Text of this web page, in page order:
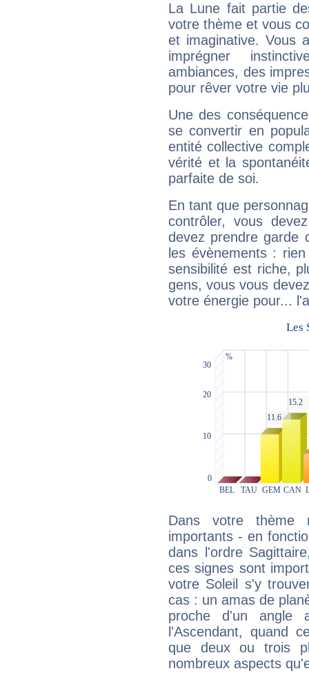
La Lune fait partie
votre thème et vous
et imaginative. Vous
imprégner
ambiances, des
pour rêver votre vie
Une des
se convertir en
entité collective
vérité et la
parfaite de soi.
En tant que
contrôler, vous
devez prendre garde
les évènements :
sensibilité est riche,
gens, vous vous
votre énergie pour...
Dans votre thème
importants - en
dans l'ordre
ces signes sont
votre Soleil s'y
cas : un amas de
proche d'un
l'Ascendant, quand
que deux ou trois
nombreux aspects